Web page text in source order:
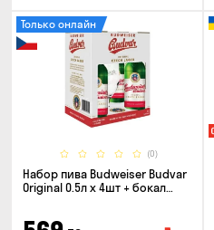
(0)
Только онлайн
Набор пива Budweiser Budvar
Original 0.5л х 4шт + бокал